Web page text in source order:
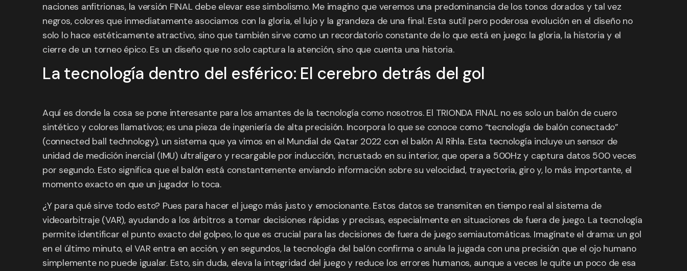
naciones anfitrionas, la versión FINAL debe elevar ese simbolismo. Me imagino que veremos una predominancia de los tonos dorados y tal vez
negros, colores que inmediatamente asociamos con la gloria, el lujo y la grandeza de una final. Esta sutil pero poderosa evolución en el diseño no
solo lo hace estéticamente atractivo, sino que también sirve como un recordatorio constante de lo que está en juego: la gloria, la historia y el
cierre de un torneo épico. Es un diseño que no solo captura la atención, sino que cuenta una historia.
La tecnología dentro del esférico: El cerebro detrás del gol
Aquí es donde la cosa se pone interesante para los amantes de la tecnología como nosotros. El TRIONDA FINAL no es solo un balón de cuero
sintético y colores llamativos; es una pieza de ingeniería de alta precisión. Incorpora lo que se conoce como “tecnología de balón conectado”
(connected ball technology), un sistema que ya vimos en el Mundial de Qatar 2022 con el balón Al Rihla. Esta tecnología incluye un sensor de
unidad de medición inercial (IMU) ultraligero y recargable por inducción, incrustado en su interior, que opera a 500Hz y captura datos 500 veces
por segundo. Esto significa que el balón está constantemente enviando información sobre su velocidad, trayectoria, giro y, lo más importante, el
momento exacto en que un jugador lo toca.
¿Y para qué sirve todo esto? Pues para hacer el juego más justo y emocionante. Estos datos se transmiten en tiempo real al sistema de
videoarbitraje (VAR), ayudando a los árbitros a tomar decisiones rápidas y precisas, especialmente en situaciones de fuera de juego. La tecnología
permite identificar el punto exacto del golpeo, lo que es crucial para las decisiones de fuera de juego semiautomáticas. Imagínate el drama: un gol
en el último minuto, el VAR entra en acción, y en segundos, la tecnología del balón confirma o anula la jugada con una precisión que el ojo humano
simplemente no puede igualar. Esto, sin duda, eleva la integridad del juego y reduce los errores humanos, aunque a veces le quite un poco de esa